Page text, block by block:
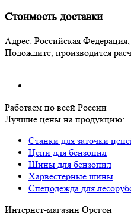
Стоимость доставки
Адрес: Российская
Подождите, производится
Работаем по всей России
Лучшие цены на продукцию:
Станки для заточки
Цепи для бензопил
Шины для бензопил
Харвестерные шины
Спецодежда для
Интернет-магазин Орегон